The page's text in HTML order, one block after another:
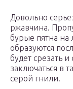
Довольно
ржавчина.
бурые пятна на
образуются
будет срезать
заключаться в
серой гнили.